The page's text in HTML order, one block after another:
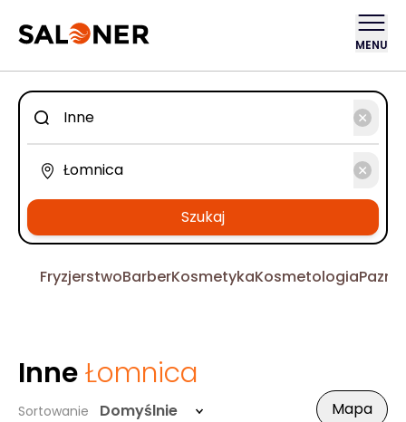
MENU
Szukaj
FryzjerstwoBarberKosmetykaKosmetologia
InneŁomnica
Sortowanie Domyślnie Mapa